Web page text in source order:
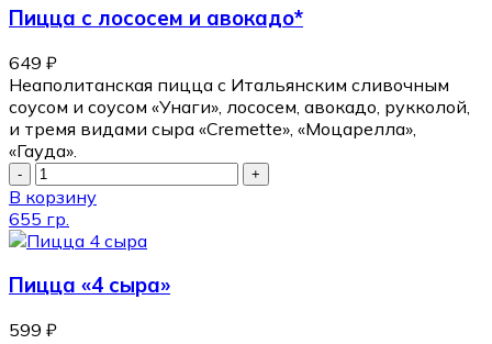
Пицца с лососем и авокадо*
649 ₽
Неаполитанская пицца с Итальянским сливочным
соусом и соусом «Унаги», лососем, авокадо, рукколой,
и тремя видами сыра «Cremette», «Моцарелла»,
«Гауда».
В корзину
655 гр.
Пицца «4 сыра»
599 ₽